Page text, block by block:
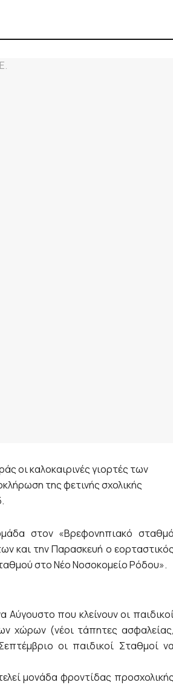
οι καλοκαιρινές γιορτές των
της φετινής σχολικής
στον «Βρεφονηπιακό σταθμό
και την Παρασκευή ο εορταστικός
στο Νέο Νοσοκομείο Ρόδου».
Αύγουστο που κλείνουν οι
χώρων (νέοι τάπητες ασφαλείας,
οι παιδικοί Σταθμοί να
μονάδα φροντίδας προσχολικής